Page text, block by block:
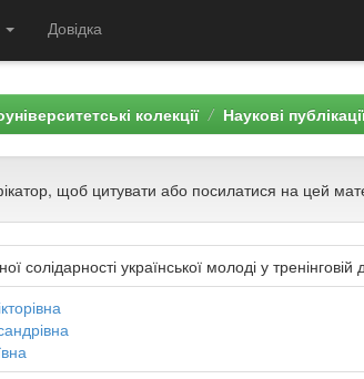
Довідка
колекції Наукові
щоб цитувати або посилатися на цей
солідарності української молоді у тренінговій